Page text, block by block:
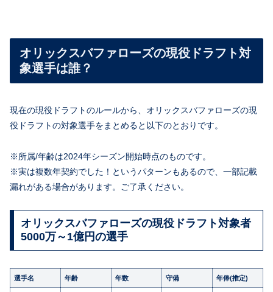
オリックスバファローズの現役ドラフト対
象選手は誰？
現在の現役ドラフトのルールから、オリックスバファローズの現
役ドラフトの対象選手をまとめると以下のとおりです。
※所属/年齢は2024年シーズン開始時点のものです。
※実は複数年契約でした！というパターンもあるので、一部記載
漏れがある場合があります。ご了承ください。
オリックスバファローズの現役ドラフト対象者
5000万～1億円の選手
選手名 年齢 年数 守備 年俸(推定)